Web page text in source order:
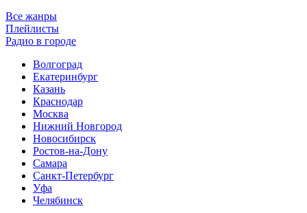
Все жанры
Плейлисты
Радио в городе
Волгоград
Екатеринбург
Казань
Краснодар
Москва
Нижний Новгород
Новосибирск
Ростов-на-Дону
Самара
Санкт-Петербург
Уфа
Челябинск